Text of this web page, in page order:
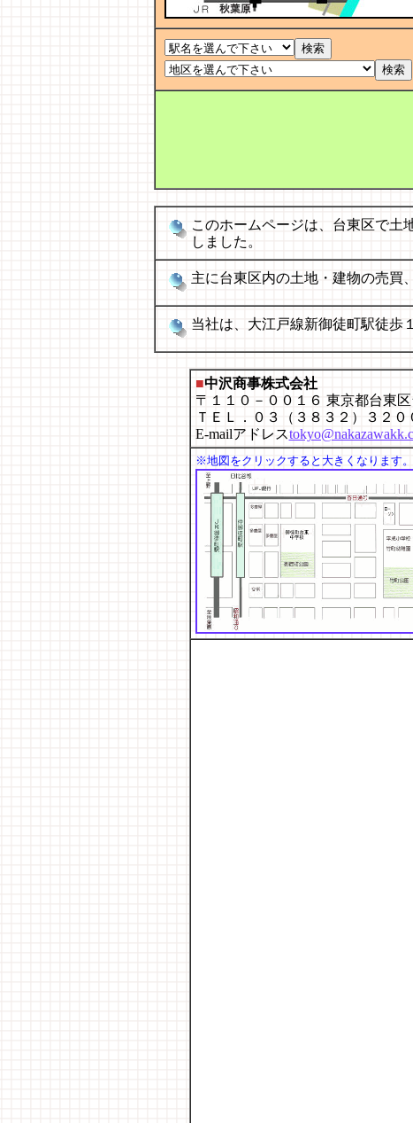
このホームページは、台東区で土
しました。
主に台東区内の土地・建物の売買
当社は、大江戸線新御徒町駅徒歩
■中沢商事株式会社
〒１１０－００１６ 東京都台東
ＴＥＬ．０３（３８３２）３２
E-mailアドレス
※地図をクリックすると大きくなります。